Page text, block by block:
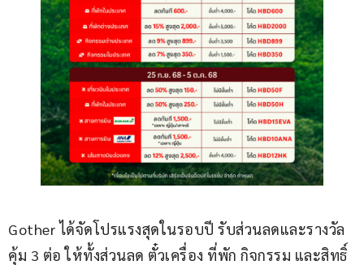
Gother ได้จัดโปรแรงสุดในรอบปี รับส่วนลดและรางวัล
คุ้ม 3 ต่อ ให้ทั้งส่วนลด ตั๋วเครื่อง ที่พัก กิจกรรม และสิทธิ์